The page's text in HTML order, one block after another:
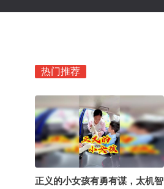
热门推荐
正义的小女孩有勇有谋，太机智